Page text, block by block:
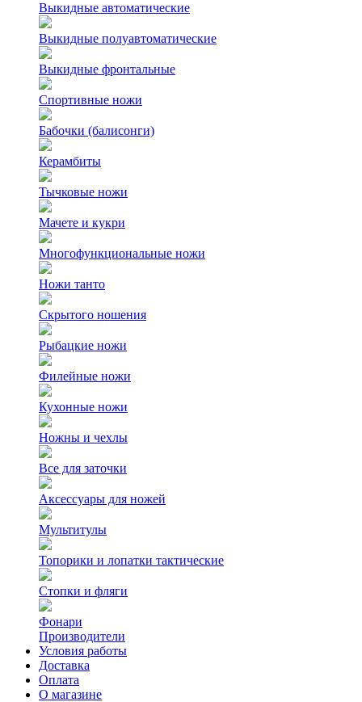
Выкидные автоматические
Выкидные полуавтоматические
Выкидные фронтальные
Спортивные ножи
Бабочки (балисонги)
Керамбиты
Тычковые ножи
Мачете и кукри
Многофункциональные ножи
Ножи танто
Скрытого ношения
Рыбацкие ножи
Филейные ножи
Кухонные ножи
Ножны и чехлы
Все для заточки
Аксессуары для ножей
Мультитулы
Топорики и лопатки тактические
Стопки и фляги
Фонари
Производители
Условия работы
Доставка
Оплата
О магазине